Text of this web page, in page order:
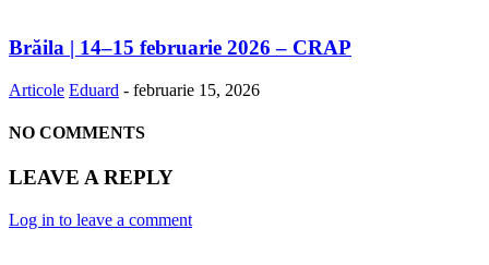
Brăila | 14–15 februarie 2026 – CRAP
Articole Eduard - februarie 15, 2026
NO COMMENTS
LEAVE A REPLY
Log in to leave a comment